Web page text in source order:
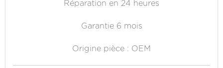
Réparation en 24 heures
Garantie 6 mois
Origine pièce : OEM